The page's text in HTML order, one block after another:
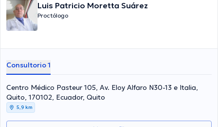
Luis Patricio Moretta Suárez
Proctólogo
Consultorio 1
Centro Médico Pasteur 105, Av. Eloy Alfaro N30-13 e Italia,
Quito, 170102, Ecuador, Quito
5,9 km